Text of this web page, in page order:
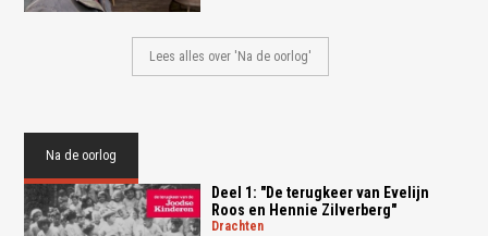
Lees alles over 'Na de oorlog'
Na de oorlog
Deel 1: "De terugkeer van Evelijn
Roos en Hennie Zilverberg"
drachten